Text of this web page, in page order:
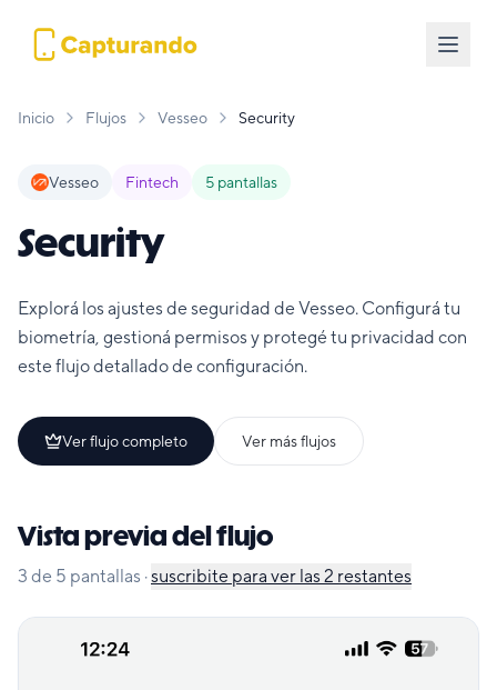
Inicio Flujos Vesseo Security
Vesseo Fintech 5 pantallas
Security
Explorá los ajustes de seguridad de Vesseo. Configurá tu
biometría, gestioná permisos y protegé tu privacidad con
este flujo detallado de configuración.
Ver flujo completo Ver más flujos
Vista previa del flujo
3 de 5 pantallas ·suscribite para ver las 2 restantes